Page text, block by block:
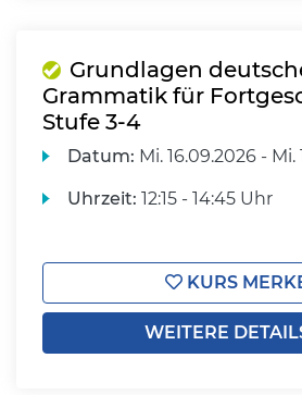
Grundlagen
Grammatik für
Stufe 3-4
Datum: Mi. 16.09.2026 - Mi.
Uhrzeit: 12:15 - 14:45 Uhr
KURS
WEITERE